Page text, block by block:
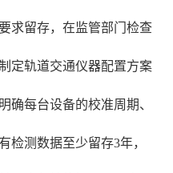
求留存，在监管部门检查
定轨道交通仪器配置方案
确每台设备的校准周期、
检测数据至少留存3年，